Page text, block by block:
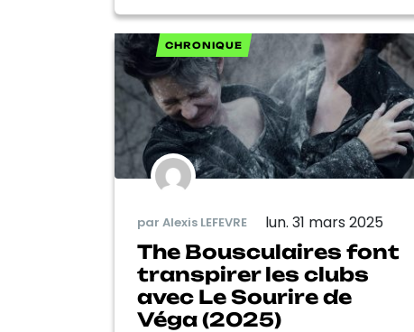
CHRONIQUE
par Alexis LEFEVRE lun. 31 mars 2025
The Bousculaires font
transpirer les clubs
avec Le Sourire de
Véga (2025)